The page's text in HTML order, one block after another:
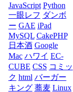
JavaScript Python
一眼レフ ダンボ
ー GAE iPad
MySQL CakePHP
日本酒 Google
Mac ハワイ EC-
CUBE CSS コミッ
ク html バーガー
キング 蕎麦 Linux